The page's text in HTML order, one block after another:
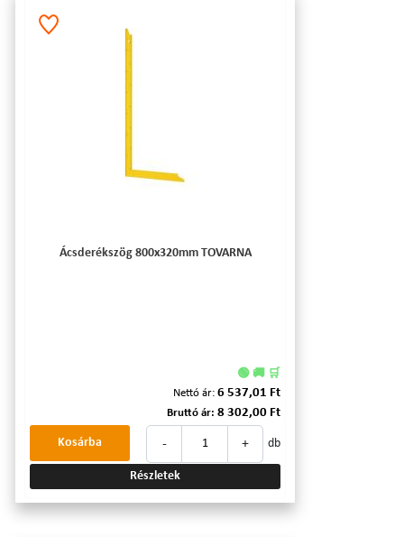
Ácsderékszög 800x320mm TOVARNA
🟢 🚚 🛒
Nettó ár: 6 537,01 Ft
Bruttó ár: 8 302,00 Ft
- + db
Kosárba
Részletek